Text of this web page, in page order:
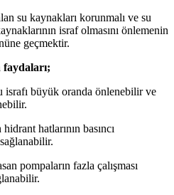
su kaynakları korunmalı ve su
israf olmasını önlemenin
geçmektir.
faydaları;
israfı büyük oranda önlenebilir ve
hatlarının basıncı
pompaların fazla çalışması